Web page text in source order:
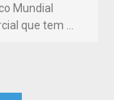
Mundial
que tem …